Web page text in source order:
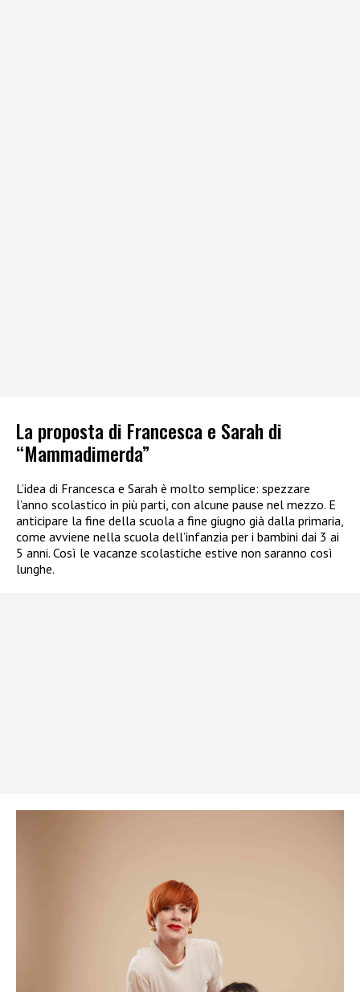
La proposta di Francesca e Sarah di
“Mammadimerda”
L’idea di Francesca e Sarah è molto semplice: spezzare
l’anno scolastico in più parti, con alcune pause nel mezzo. E
anticipare la fine della scuola a fine giugno già dalla primaria,
come avviene nella scuola dell’infanzia per i bambini dai 3 ai
5 anni. Così le vacanze scolastiche estive non saranno così
lunghe.